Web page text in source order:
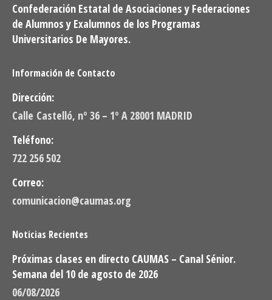
Confederación Estatal de Asociaciones y Federaciones
de Alumnos y Exalumnos de los Programas
Universitarios De Mayores.
Información de Contacto
Dirección:
Calle Castelló, nº 36 – 1º A 28001 MADRID
Teléfono:
722 256 502
Correo:
comunicacion@caumas.org
Noticias Recientes
Próximas clases en directo CAUMAS – Canal Sénior.
Semana del 10 de agosto de 2026
06/08/2026